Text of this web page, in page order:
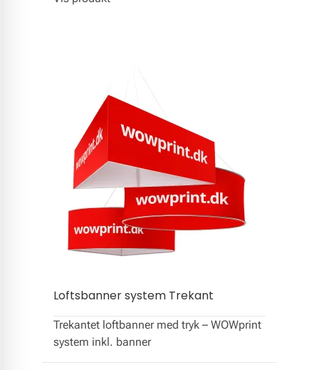
Loftsbanner system Trekant
Trekantet loftbanner med tryk – WOWprint
system inkl. banner